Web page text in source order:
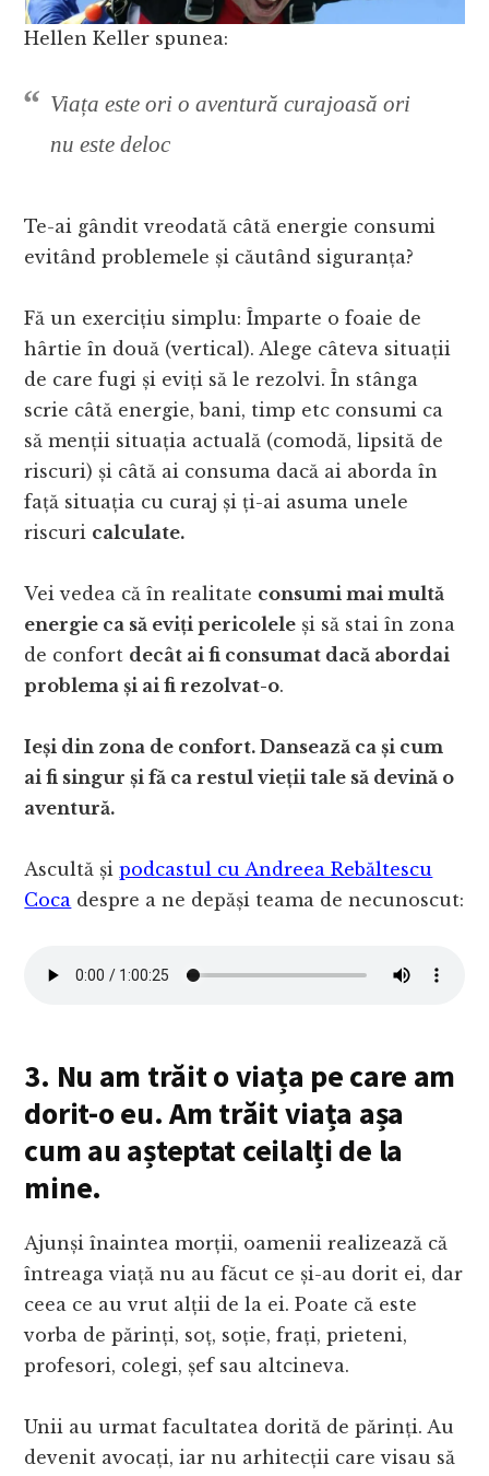
Hellen Keller spunea:
Viața este ori o aventură curajoasă ori
nu este deloc
Te-ai gândit vreodată câtă energie consumi
evitând problemele și căutând siguranța?
Fă un exercițiu simplu: Împarte o foaie de
hârtie în două (vertical). Alege câteva situații
de care fugi și eviți să le rezolvi. În stânga
scrie câtă energie, bani, timp etc consumi ca
să menții situația actuală (comodă, lipsită de
riscuri) și câtă ai consuma dacă ai aborda în
față situația cu curaj și ți-ai asuma unele
riscuri calculate.
Vei vedea că în realitate consumi mai multă
energie ca să eviți pericolele și să stai în zona
de confort decât ai fi consumat dacă abordai
problema și ai fi rezolvat-o.
Ieși din zona de confort. Dansează ca și cum
ai fi singur și fă ca restul vieții tale să devină o
aventură.
Ascultă șipodcastul cu Andreea Rebăltescu
Coca despre a ne depăși teama de necunoscut:
3. Nu am trăit o viața pe care am
dorit-o eu. Am trăit viața așa
cum au așteptat ceilalți de la
mine.
Ajunși înaintea morții, oamenii realizează că
întreaga viață nu au făcut ce și-au dorit ei, dar
ceea ce au vrut alții de la ei. Poate că este
vorba de părinți, soț, soție, frați, prieteni,
profesori, colegi, șef sau altcineva.
Unii au urmat facultatea dorită de părinți. Au
devenit avocați, iar nu arhitecții care visau să